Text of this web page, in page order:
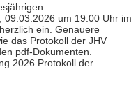
um 19:00 Uhr im
ein. Genauere
das Protokoll der JHV
pdf-Dokumenten.
2026 Protokoll der